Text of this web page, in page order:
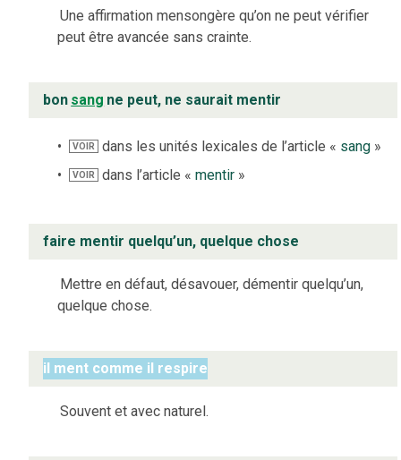
Une affirmation mensongère qu’on ne peut vérifier
peut être avancée sans crainte.
bon sang ne peut, ne saurait mentir
VOIR dans les unités lexicales de l’article « sang »
VOIR dans l’article «mentir »
faire mentir quelqu’un, quelque chose
Mettre en défaut, désavouer, démentir quelqu’un,
quelque chose.
il ment comme il respire
Souvent et avec naturel.